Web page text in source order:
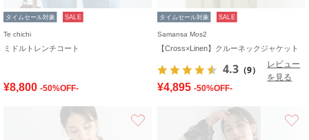
タイムセール対象 SALE
Te chichi
ミドルトレンチコート
¥8,800 -50%OFF-
タイムセール対象 SALE
Samansa Mos2
【Cross×Linen】クルーネックジャケット
4.3 （9）
レビュー
を見る
¥4,895 -50%OFF-